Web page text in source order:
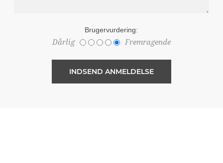
Brugervurdering:
Dårlig Fremragende